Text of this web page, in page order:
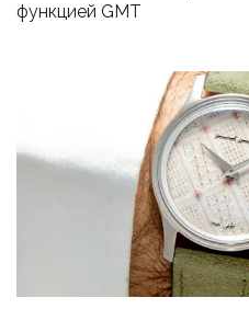
функцией GMT